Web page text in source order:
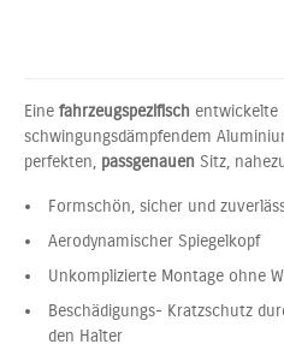
Eine fahrzeugspezifisch entwickelte
schwingungsdämpfendem
perfekten, passgenauen Sitz,
Formschön, sicher und
Aerodynamischer Spiegelkopf
Unkomplizierte Montage ohne
Beschädigungs- Kratzschutz
den Halter